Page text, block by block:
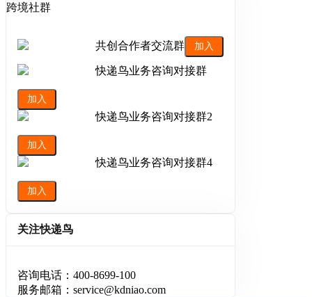
跨境社群
共创合作者交流群 加入
快递鸟业务咨询对接群
加入
快递鸟业务咨询对接群2
加入
快递鸟业务咨询对接群4
加入
关注快递鸟
咨询电话：400-8699-100
服务邮箱：service@kdniao.com